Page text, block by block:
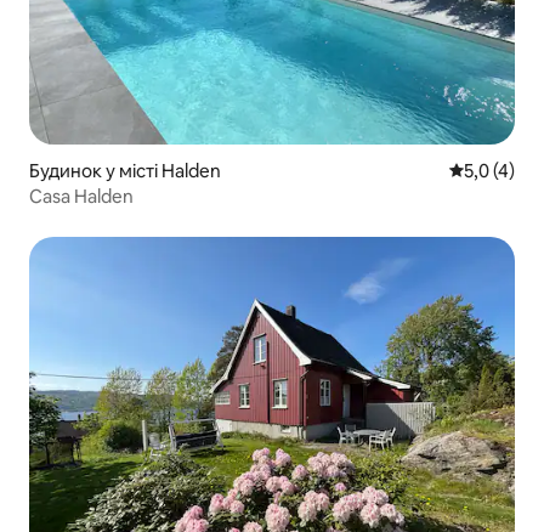
Будинок у місті Halden Середня
5,0 (4)
Casa Halden